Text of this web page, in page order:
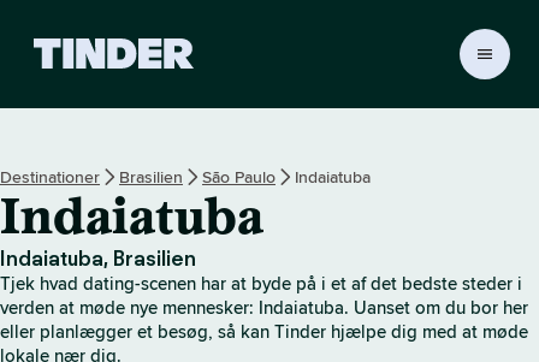
r
s
s
a
r
t
Destinationer Brasilien São Paulo Indaiatuba
Indaiatuba
Indaiatuba, Brasilien
Tjek hvad dating-scenen har at byde på i et af det bedste steder i
verden at møde nye mennesker: Indaiatuba. Uanset om du bor her
eller planlægger et besøg, så kan Tinder hjælpe dig med at møde
lokale nær dig.